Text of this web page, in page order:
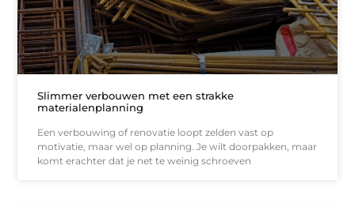
Slimmer verbouwen met een strakke
materialenplanning
Een verbouwing of renovatie loopt zelden vast op
motivatie, maar wel op planning. Je wilt doorpakken, maar
komt erachter dat je net te weinig schroeven